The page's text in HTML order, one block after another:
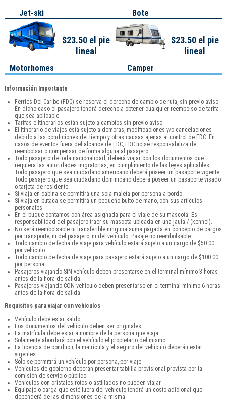
Jet-ski Bote
Motorhomes
$23.50 el pie
lineal
Camper
$23.50 el pie
lineal
Información Importante
Ferries Del Caribe (FDC) se reserva el derecho de cambio de ruta, sin previo aviso.
En dicho caso el pasajero tendrá derecho a obtener cualquier reembolso de tarifa
que sea aplicable.
Tarifas e Itinerarios están sujeto a cambios sin previo aviso.
El Itinerario de viajes está sujeto a demoras, modificaciones y/o cancelaciones
debido a las condiciones del tiempo y otras causas ajenas al control de FDC. En
casos de eventos fuera del alcance de FDC, FDC no se responsabiliza de
reembolsar o compensar de forma alguna al pasajero.
Todo pasajero de toda nacionalidad, deberá viajar con los documentos que
requiera las autoridades migratorias, en cumplimiento de las leyes aplicables.
Todo pasajero que sea ciudadano americano deberá poseer un pasaporte vigente.
Todo pasajero que sea ciudadano dominicano deberá poseer un pasaporte visado
o tarjeta de residente.
Si viaja en cabina se permitirá una sola maleta por persona a bordo.
Si viaja en butaca se permitirá un pequeño bulto de mano, con sus artículos
personales.
En el buque contamos con área asignada para el viaje de su mascota. Es
responsabilidad del pasajero traer su mascota ubicada en una jaula / (kennel).
No será reembolsable ni transferible ninguna suma pagada en concepto de cargos
por transporte; ni del pasajero, ni del vehículo. Pasaje no reembolsable.
Todo cambio de fecha de viaje para vehículo estará sujeto a un cargo de $50.00
por vehículo
Todo cambio de fecha de viaje para pasajero estará sujeto a un cargo de $100.00
por persona.
Pasajeros viajando SIN vehículo deben presentarse en el terminal mínimo 3 horas
antes de la hora de salida.
Pasajeros viajando CON vehículo deben presentarse en el terminal mínimo 6 horas
antes de la hora de salida.
Requisitos para viajar con vehículos
Vehículo debe estar saldo
Los documentos del vehículo deben ser originales.
La matrícula debe estar a nombre de la persona que viaja.
Solamente abordará con el vehículo el propietario del mismo.
La licencia de conducir, la matrícula y el seguro del vehículo deberán estar
vigentes.
Solo se permitirá un vehículo por persona, por viaje
Vehículos de gobierno deberán presentar tablilla provisional provista por la
comisión de servicio público.
Vehículos con cristales rotos o astillados no pueden viajar.
Equipaje o carga que esté fuera del vehículo tendrá un costo adicional que
dependerá de las dimensiones de la misma